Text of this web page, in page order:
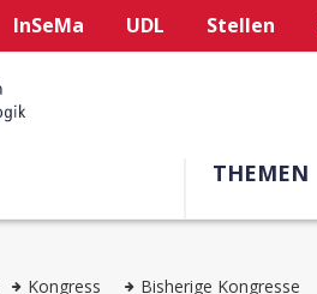
InSeMa UDL Stellen
THEMEN
Kongress Bisherige Kongresse